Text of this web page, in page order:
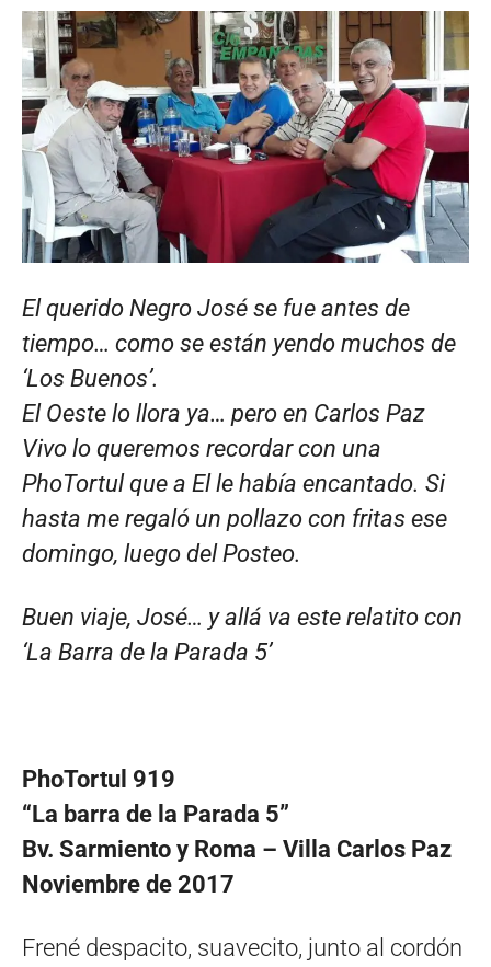
El querido Negro José se fue antes de
tiempo… como se están yendo muchos de
‘Los Buenos’.
El Oeste lo llora ya… pero en Carlos Paz
Vivo lo queremos recordar con una
PhoTortul que a El le había encantado. Si
hasta me regaló un pollazo con fritas ese
domingo, luego del Posteo.
Buen viaje, José… y allá va este relatito con
‘La Barra de la Parada 5’
PhoTortul 919
“La barra de la Parada 5”
Bv. Sarmiento y Roma – Villa Carlos Paz
Noviembre de 2017
Frené despacito, suavecito, junto al cordón